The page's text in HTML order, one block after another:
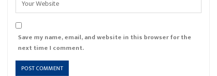
Save my name, email, and website in this browser for the
next time I comment.